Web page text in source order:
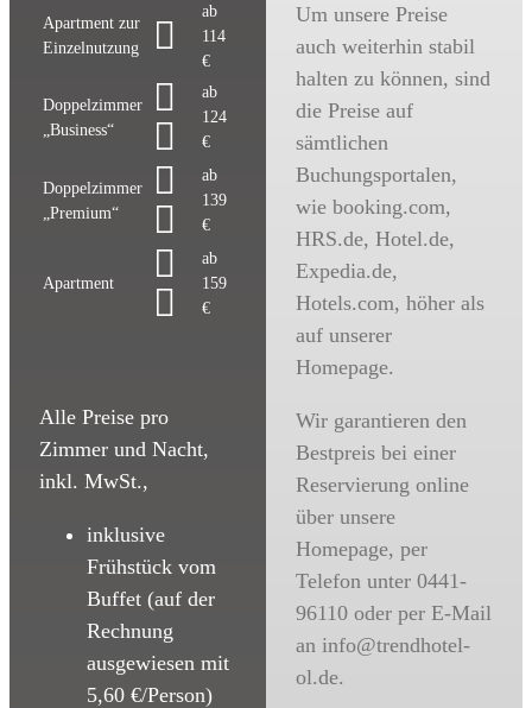
Apartment zur
Einzelnutzung
ab
114
€
Doppelzimmer
„Business“
ab
124
€
Doppelzimmer
„Premium“
ab
139
€
Apartment
ab
159
€
Alle Preise pro
Zimmer und Nacht,
inkl. MwSt.,
inklusive
Frühstück vom
Buffet (auf der
Rechnung
ausgewiesen mit
5,60 €/Person)
Um unsere Preise
auch weiterhin stabil
halten zu können, sind
die Preise auf
sämtlichen
Buchungsportalen,
wie booking.com,
HRS.de, Hotel.de,
Expedia.de,
Hotels.com, höher als
auf unserer
Homepage.
Wir garantieren den
Bestpreis bei einer
Reservierung online
über unsere
Homepage, per
Telefon unter 0441-
96110 oder per E-Mail
an info@trendhotel-
ol.de.